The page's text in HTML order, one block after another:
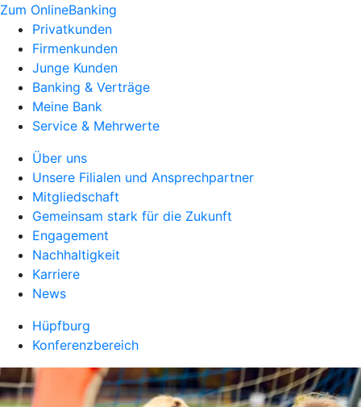
Zum OnlineBanking
Privatkunden
Firmenkunden
Junge Kunden
Banking & Verträge
Meine Bank
Service & Mehrwerte
Über uns
Unsere Filialen und Ansprechpartner
Mitgliedschaft
Gemeinsam stark für die Zukunft
Engagement
Nachhaltigkeit
Karriere
News
Hüpfburg
Konferenzbereich